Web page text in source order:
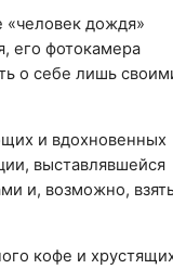
«человек дождя»
его фотокамера
о себе лишь
и вдохновенных
выставлявшейся
и, возможно,
кофе и